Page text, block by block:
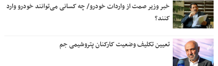
خبر وزیر صمت از واردات خودرو/ چه کسانی می‌توانند خودرو وارد
کنند؟
تعیین تکلیف وضعیت کارکنان پتروشیمی جم